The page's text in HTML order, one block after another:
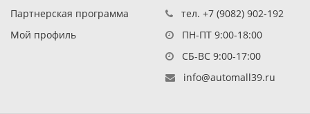
Партнерская программа
Мой профиль
тел. +7 (9082) 902-192
ПН-ПТ 9:00-18:00
СБ-ВС 9:00-17:00
info@automall39.ru